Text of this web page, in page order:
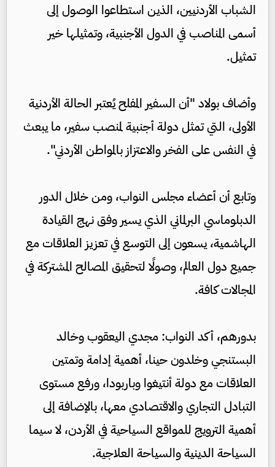
الشباب الأردنيين، الذين استطاعوا الوصول إلى
أسمى المناصب في الدول الأجنبية، وتمثيلها خير
تمثيل.
وأضاف بولاد "أن السفير المفلح يُعتبر الحالة الأردنية
الأولى، التي تمثل دولة أجنبية لمنصب سفير، ما يبعث
في النفس على الفخر والاعتزاز بالمواطن الأردني".
وتابع أن أعضاء مجلس النواب، ومن خلال الدور
الدبلوماسي البرلماني الذي يسير وفق نهج القيادة
الهاشمية، يسعون إلى التوسع في تعزيز العلاقات مع
جميع دول العالم، وصولًا لتحقيق المصالح المشتركة في
المجالات كافة.
بدورهم، أكد النواب: مجدي اليعقوب وخالد
البستنجي وخلدون حينا، أهمية إدامة وتمتين
العلاقات مع دولة أنتيغوا وباربودا، ورفع مستوى
التبادل التجاري والاقتصادي معها، بالإضافة إلى
أهمية الترويج للمواقع السياحية في الأردن، لا سيما
السياحة الدينية والسياحة العلاجية.